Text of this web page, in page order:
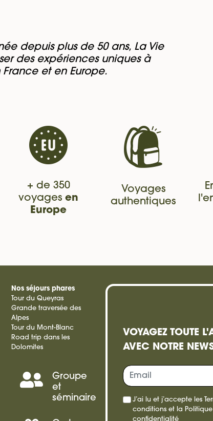
depuis plus de 50 ans, La Vie
des expériences uniques à
France et en Europe.
+ de 350
voyages en
Europe
Voyages
authentiques
Nos séjours phares
Tour du Queyras
Grande traversée des
Alpes
Tour du Mont-Blanc
Road trip dans les
Dolomites
Groupe
et
séminaire
Séminaire,
Incentive
VOYAGEZ TOUTE
AVEC NOTRE
J’ai lu et j’accepte les
conditions et la
confidentialité